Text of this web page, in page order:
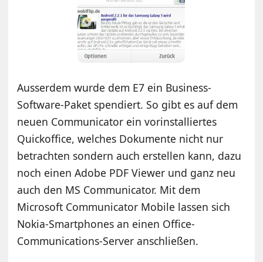
Ausserdem wurde dem E7 ein Business-
Software-Paket spendiert. So gibt es auf dem
neuen Communicator ein vorinstalliertes
Quickoffice, welches Dokumente nicht nur
betrachten sondern auch erstellen kann, dazu
noch einen Adobe PDF Viewer und ganz neu
auch den MS Communicator. Mit dem
Microsoft Communicator Mobile lassen sich
Nokia-Smartphones an einen Office-
Communications-Server anschließen.